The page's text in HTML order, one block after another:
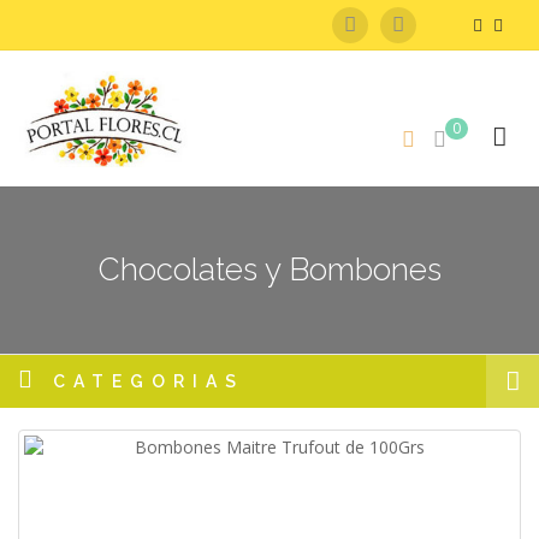
0
Chocolates y Bombones
CATEGORIAS